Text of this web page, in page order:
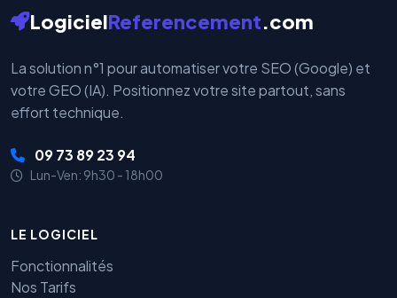
LogicielReferencement.com
La solution n°1 pour automatiser votre SEO (Google) et
votre GEO (IA). Positionnez votre site partout, sans
effort technique.
09 73 89 23 94
Lun-Ven: 9h30 - 18h00
LE LOGICIEL
Fonctionnalités
Nos Tarifs